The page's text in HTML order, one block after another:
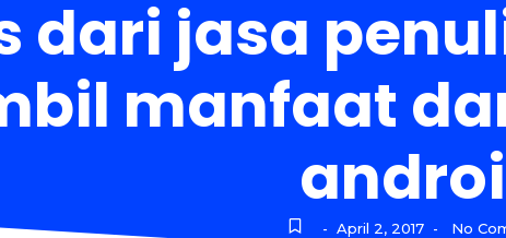
dari jasa
manfaat
- April 2, 2017 - No